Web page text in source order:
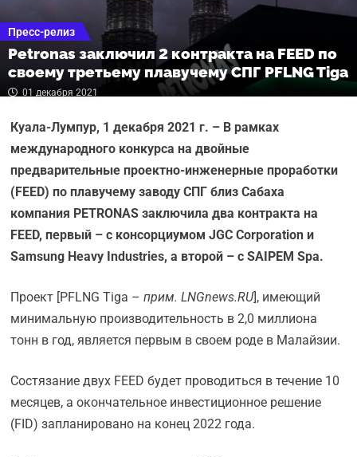
Пресс-релиз
Petronas заключил 2 контракта на FEED по
своему третьему плавучему СПГ PFLNG Tiga
01 декабря 2021
Куала-Лумпур, 1 декабря 2021 г. – В рамках
международного конкурса на двойные
предварительные проектно-инженерные проработки
(FEED) по плавучему заводу СПГ близ Сабаха
компания PETRONAS заключила два контракта на
FEED, первый – с консорциумом JGC Corporation и
Samsung Heavy Industries, а второй – с SAIPEM Spa.
Проект [PFLNG Tiga –прим. LNGnews.RU], имеющий
минимальную производительность в 2,0 миллиона
тонн в год, является первым в своем роде в Малайзии.
Состязание двух FEED будет проводиться в течение 10
месяцев, а окончательное инвестиционное решение
(FID) запланировано на конец 2022 года.